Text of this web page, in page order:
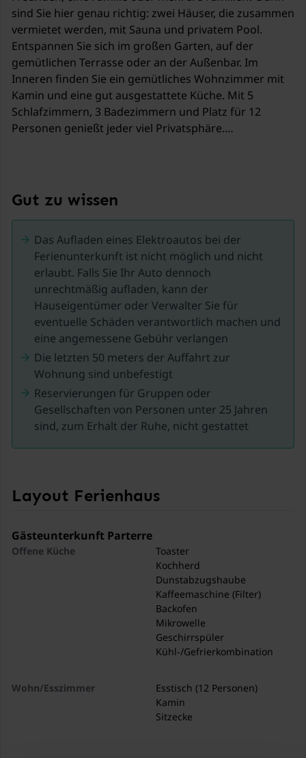
sind Sie hier genau richtig: zwei Häuser, die zusammen
vermietet werden, mit Sauna und privatem Pool.
Entspannen Sie sich im großen Garten, auf der
gemütlichen Terrasse oder an der Außenbar. Im
Inneren finden Sie ein gemütliches Wohnzimmer mit
Kamin und eine gut ausgestattete Küche. Mit 5
Schlafzimmern, 3 Badezimmern und Platz für 12
Personen genießt jeder viel Privatsphäre.
vielen mittelalterlichen Dörfer, Schlösser und Märkte
bekannt ist. Nehmen Sie eine Terrasse, genießen Sie
ein Glas Wein und beobachten Sie die Menschen... In
der Umgebung können Sie wandern, Rad fahren,
Kanu fahren, angeln und Mountainbike fahren.
Sie werden nicht genug Zeit haben!.
Gut zu wissen
Das Aufladen eines Elektroautos bei der
Ferienunterkunft ist nicht möglich und nicht
erlaubt. Falls Sie Ihr Auto dennoch
unrechtmäßig aufladen, kann der
Hauseigentümer oder Verwalter Sie für
eventuelle Schäden verantwortlich machen und
eine angemessene Gebühr verlangen
Die letzten 50 meters der Auffahrt zur
Wohnung sind unbefestigt
Reservierungen für Gruppen oder
Gesellschaften von Personen unter 25 Jahren
sind, zum Erhalt der Ruhe, nicht gestattet
Layout Ferienhaus
Gästeunterkunft Parterre
Offene Küche
Toaster
Kochherd
Dunstabzugshaube
Kaffeemaschine (Filter)
Backofen
Mikrowelle
Geschirrspüler
Kühl-/Gefrierkombination
Wohn/Esszimmer
Esstisch (12 Personen)
Kamin
Sitzecke